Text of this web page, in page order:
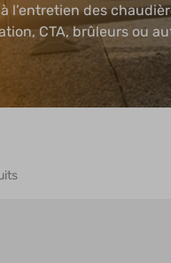
l’entretien des
CTA, brûleurs ou